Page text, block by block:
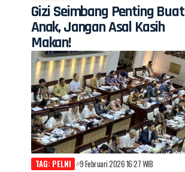
Gizi Seimbang Penting Buat
Anak, Jangan Asal Kasih
Makan!
TAG: PELNI 9 Februari 2026 16:27 WIB